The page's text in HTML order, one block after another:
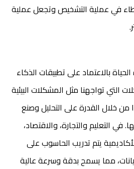
في عملية التشخيص وتجعل عملية
بالاعتماد على تطبيقات الذكاء
التي تواجهنا مثل المشكلات البيئية
خلال القدرة على التحليل وصنع
في التعليم والتجارة، والاقتصاد،
يتم تدريب الحاسوب على
مما يسمح بدقة وسرعة عالية